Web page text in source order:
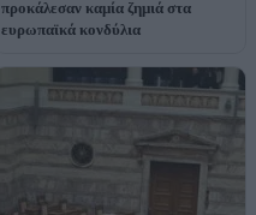
προκάλεσαν καμία ζημιά στα
ευρωπαϊκά κονδύλια